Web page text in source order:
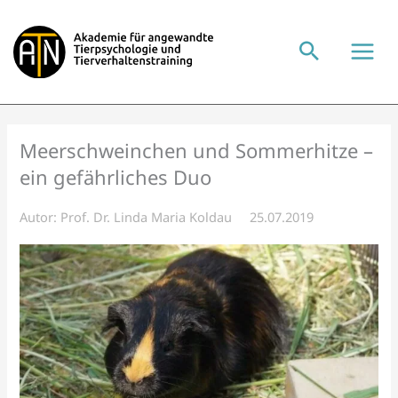
Inhalt
springen
Meerschweinchen und Sommerhitze –
ein gefährliches Duo
Autor: Prof. Dr. Linda Maria Koldau 25.07.2019